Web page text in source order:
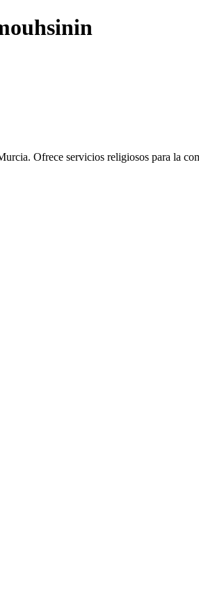
Ofrece servicios religiosos para la